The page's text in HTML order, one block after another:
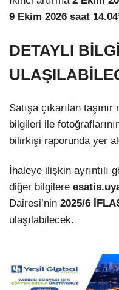
9 Ekim 2026 saat
DETAYLI
Satışa çıkarılan
bilgileri ile
bilirkişi raporunda yer
İhaleye ilişkin ayrıntılı
diğer bilgilere
Dairesi’nin 2025/6
ulaşılabilecek.